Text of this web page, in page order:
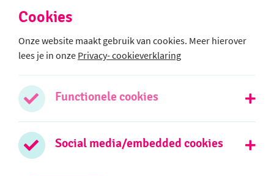
Afdeling SO
2403 TR Alphen aan den Rijn
Cookies
Onze website maakt gebruik van cookies. Meer hierover
lees je in onze Privacy- cookieverklaring
Functionele cookies
Social media/embedded cookies